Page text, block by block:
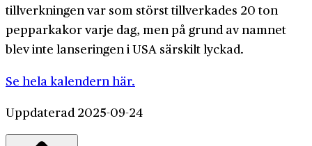
tillverkningen var som störst tillverkades 20 ton
pepparkakor varje dag, men på grund av namnet
blev inte lanseringen i USA särskilt lyckad.
Se hela kalendern här.
Uppdaterad 2025-09-24